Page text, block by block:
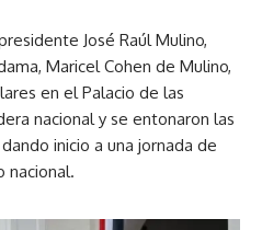
José Raúl Mulino,
Maricel Cohen de Mulino,
en el Palacio de las
nacional y se entonaron las
inicio a una jornada de